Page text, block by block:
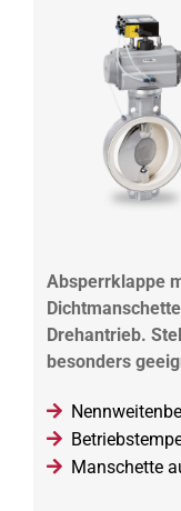
Absperrklappe
Drehantrieb.
besonders
Manschette